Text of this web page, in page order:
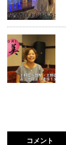
コメント